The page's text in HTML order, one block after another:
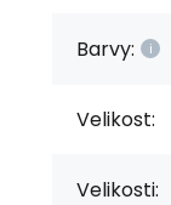
Barvy:
Velikost:
Velikosti: